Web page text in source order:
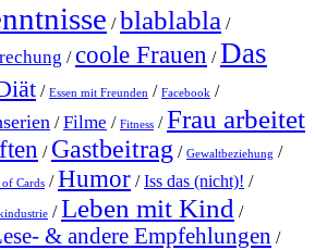
/blablabla /
/coole Frauen /Das
/ Essen mit Freunden / Facebook /
/Filme / Fitness /Frau arbeitet
/ Gastbeitrag / Gewaltbeziehung /
of Cards /Humor /Iss das (nicht)! /
/Leben mit Kind /
& andere Empfehlungen /